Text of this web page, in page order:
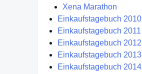
Xena Marathon
Einkaufstagebuch 2010
Einkaufstagebuch 2011
Einkaufstagebuch 2012
Einkaufstagebuch 2013
Einkaufstagebuch 2014